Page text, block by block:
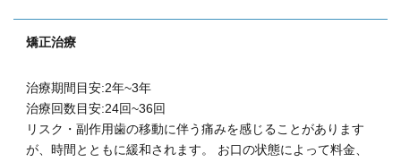
矯正治療
治療期間目安:2年~3年
治療回数目安:24回~36回
リスク・副作用歯の移動に伴う痛みを感じることがあります
が、時間とともに緩和されます。
お口の状態によって料金、